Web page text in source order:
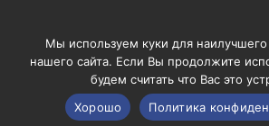
Copyright © 2008-2020, Silverstone
защищены.
Мы используем куки для
нашего сайта. Если Вы продолжите
будем считать что Вас это
Хорошо
Политика